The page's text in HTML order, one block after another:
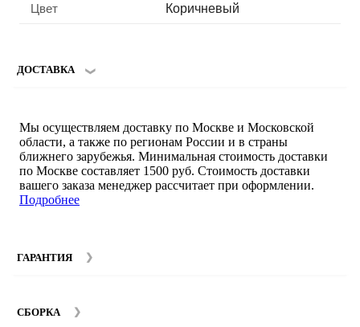
Цвет Коричневый
ДОСТАВКА
Мы осуществляем доставку по Москве и Московской
области, а также по регионам России и в страны
ближнего зарубежья. Минимальная стоимость доставки
по Москве составляет 1500 руб. Стоимость доставки
вашего заказа менеджер рассчитает при оформлении.
Подробнее
ГАРАНТИЯ
составляет 12 месяцев с момента покупки при
СБОРКА